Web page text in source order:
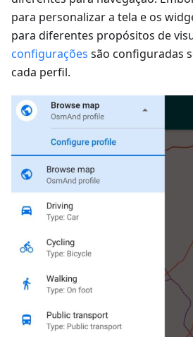
para personalizar a tela e os
para diferentes propósitos de
configurações são configuradas
cada perfil.